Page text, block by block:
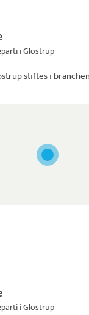
i Glostrup
stiftes i
i Glostrup